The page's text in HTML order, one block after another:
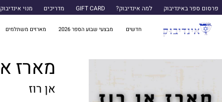
פרסום ספר באינדיבוק למה אינדיבוק? GIFT CARD מדריכים מנוי אינדיבוק
חדשים מבצעי שבוע הספר 2026 מארזים משתלמים
מארז
אן רוז